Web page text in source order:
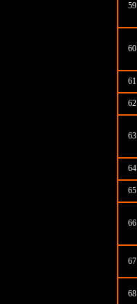
59
60
61
62
63
64
65
66
67
68